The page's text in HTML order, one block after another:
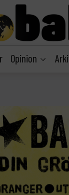
Opinion